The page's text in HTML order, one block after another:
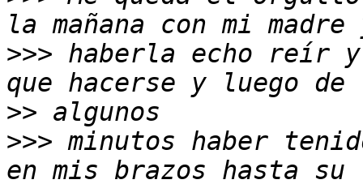
>>> haberla echo reír
>>
>>> minutos haber